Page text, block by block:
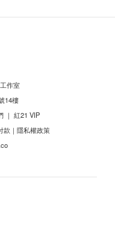
作室
14樓
｜ 紅21 VIP
款 ｜ 隱私權政策